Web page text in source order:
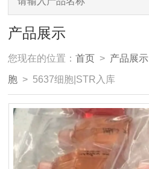
产品展示
您现在的位置：首页 > 产品展示
胞 > 5637细胞|STR入库